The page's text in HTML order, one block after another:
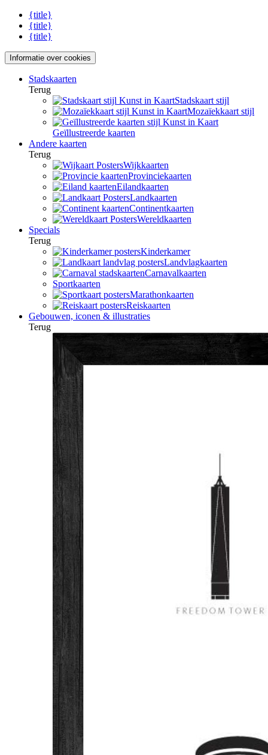
{title}
{title}
{title}
Informatie over cookies
Stadskaarten
Terug
Stadskaart stijl
Mozaïekkaart stijl
Geïllustreerde kaarten
Andere kaarten
Terug
Wijkkaarten
Provinciekaarten
Eilandkaarten
Landkaarten
Continentkaarten
Wereldkaarten
Specials
Terug
Kinderkamer
Landvlagkaarten
Carnavalkaarten
Sportkaarten
Marathonkaarten
Reiskaarten
Gebouwen, iconen & illustraties
Terug